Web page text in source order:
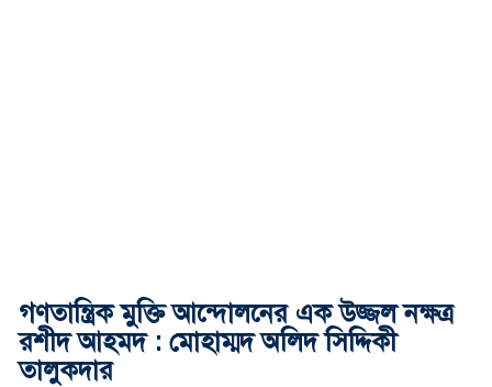
গণতান্ত্রিক মুক্তি আন্দোলনের এক উজ্জল নক্ষত্র
রশীদ আহমদ : মোহাম্মদ অলিদ সিদ্দিকী
তালুকদার